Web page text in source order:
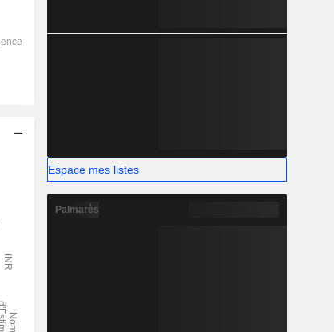
Espace mes listes
Palmarès